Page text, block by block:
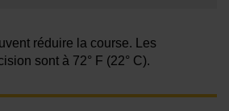
réduire la course. Les
sont à 72° F (22° C).